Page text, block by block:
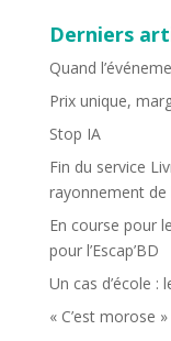
Derniers
Quand
Prix unique,
Stop IA
Fin du service
rayonnement de
En course pour
pour l’Escap’BD
Un cas d’école :
« C’est morose